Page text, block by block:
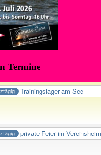
Termine
Trainingslager am See
private Feier im Vereinsheim